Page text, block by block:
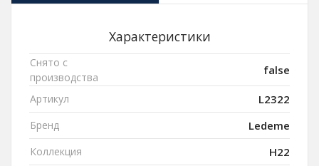
Характеристики
Снято с
производства
false
Артикул L2322
Бренд Ledeme
Коллекция H22